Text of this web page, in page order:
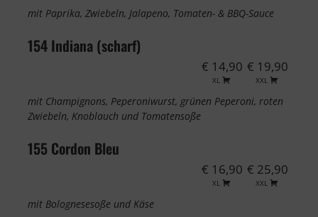
mit Paprika, Zwiebeln, Jalapeno, Tomaten- & BBQ-Sauce
154 Indiana (scharf)
€ 14,90
XL
€ 19,90
XXL
mit Champignons, Peperoniwurst, grünen Peperoni, roten
Zwiebeln, Knoblauch und Tomatensoße
155 Cordon Bleu
€ 16,90
XL
€ 25,90
XXL
mit Bolognesesoße und Käse